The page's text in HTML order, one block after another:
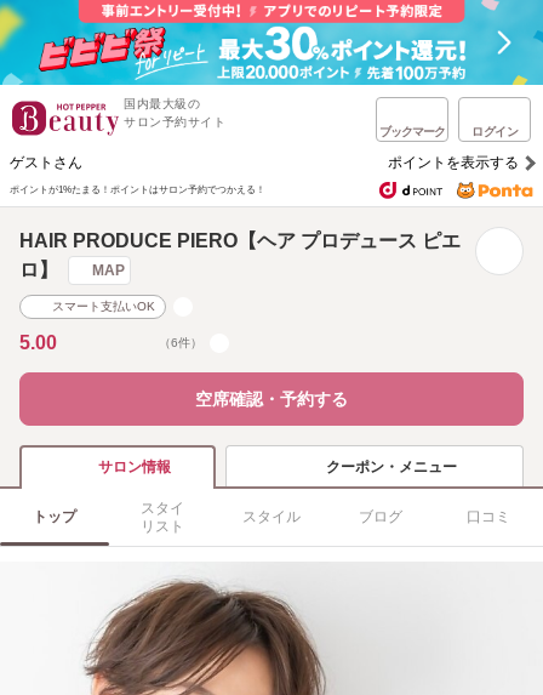
国内最大級の
サロン予約サイト
ブックマーク ログイン
ゲストさん ポイントを表示する
ポイントが1%たまる！ ポイントはサロン予約でつかえる！
HAIR PRODUCE PIERO【ヘア プロデュース ピエ
ロ】
MAP
スマート支払いOK
5.00 （6件）
空席確認・予約する
サロン情報 クーポン・メニュー
トップ
スタイ
リスト
スタイル ブログ 口コミ